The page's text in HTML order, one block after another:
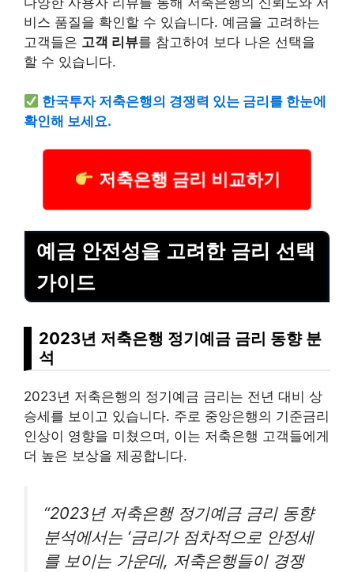
비스 품질을 확인할 수 있습니다. 예금을 고려하는
고객들은 고객 리뷰를 참고하여 보다 나은 선택을
할 수 있습니다.
한국투자 저축은행의 경쟁력 있는 금리를 한눈에
확인해 보세요.
저축은행 금리 비교하기
예금 안전성을 고려한 금리 선택
가이드
2023년 저축은행 정기예금 금리 동향 분
석
2023년 저축은행의 정기예금 금리는 전년 대비 상
승세를 보이고 있습니다. 주로 중앙은행의 기준금리
인상이 영향을 미쳤으며, 이는 저축은행 고객들에게
더 높은 보상을 제공합니다.
“2023년 저축은행 정기예금 금리 동향
분석에서는 ‘금리가 점차적으로 안정세
를 보이는 가운데, 저축은행들이 경쟁